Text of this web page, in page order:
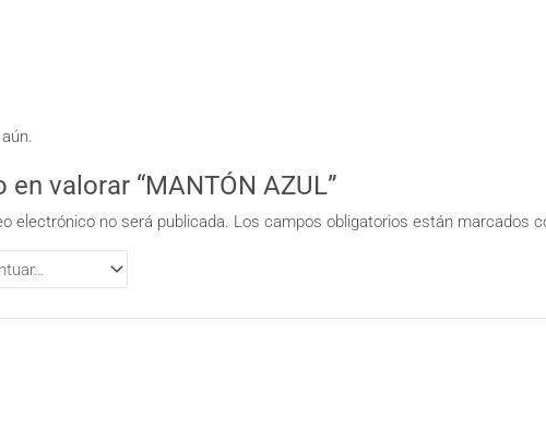
en valorar “MANTÓN AZUL”
electrónico no será publicada. Los campos obligatorios están marcados